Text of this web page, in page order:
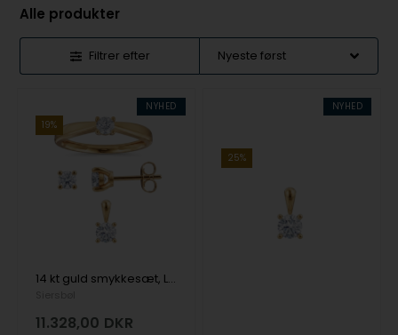
Alle produkter
Filtrer efter
NYHED
19%
14 kt guld smykkesæt, Luxury Solitaire serien fra Siersbøl med ialt 0,75 ct Labgrown diamant
11.328,00 DKR
NYHED
25%